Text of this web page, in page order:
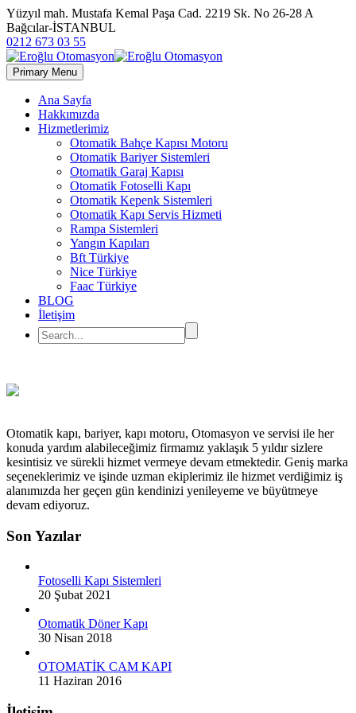
Yüzyıl mah. Mustafa Kemal Paşa Cad. 2219 Sk. No 26-28 A
Bağcılar-İSTANBUL
0212 673 03 55
Primary Menu
Ana Sayfa
Hakkımızda
Hizmetlerimiz
Otomatik Bahçe Kapısı Motoru
Otomatik Bariyer Sistemleri
Otomatik Garaj Kapısı
Otomatik Fotoselli Kapı
Otomatik Kepenk Sistemleri
Otomatik Kapı Servis Hizmeti
Rampa Sistemleri
Yangın Kapıları
Bft Türkiye
Nice Türkiye
Faac Türkiye
BLOG
İletişim
Otomatik kapı, bariyer, kapı motoru, Otomasyon ve servisi ile her
konuda yardım alabileceğimiz firmamız yaklaşık 5 yıldır sizlere
kesintisiz ve sürekli hizmet vermeye devam etmektedir. Geniş marka
seçeneklerimiz ve işinde uzman ekiplerimiz ile hizmet verdiğimiz iş
alanımızda her geçen gün kendinizi yenileyeme ve büyütmeye
devam ediyoruz.
Son Yazılar
Fotoselli Kapı Sistemleri
20 Şubat 2021
Otomatik Döner Kapı
30 Nisan 2018
OTOMATİK CAM KAPI
11 Haziran 2016